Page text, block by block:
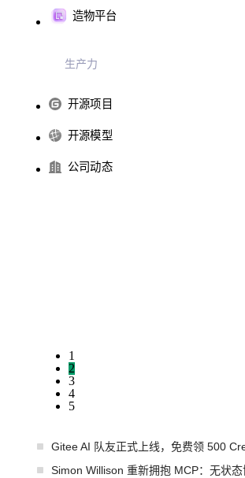
造物平台
生产力
开源项目
开源模型
公司动态
1
2
3
4
5
Gitee AI 队友正式上线，免费领 500
Simon Willison 重新拥抱 MCP：无状